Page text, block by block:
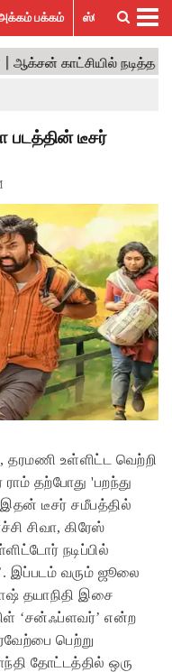
பக்கம் ஸ்பெஷல் ஸ்டோரீஸ்
படத்தின் டீசர்
தரமணி உள்ளிட்ட வெற்றி
தற்போது 'பறந்து
டீசர் சமீபத்தில்
சிவா, கிரேஸ்
நடிப்பில்
இப்படம் வரும் ஜூலை
தயாநிதி இசை
‘சன்ஃப்ளவர்’ என்ற
பெற்று
தோட்டத்தில் ஒரு